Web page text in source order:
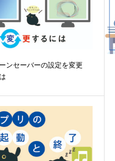
ンセーバーの設定を変更